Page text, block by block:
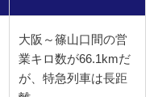
大阪～篠山口間の営
業キロ数が66.1kmだ
が、特急列車は長距